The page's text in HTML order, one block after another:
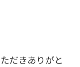
だきありがと